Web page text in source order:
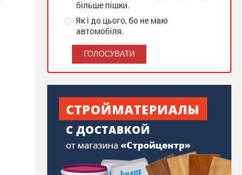
більше пішки.
Як і до цього, бо не маю
автомобіля.